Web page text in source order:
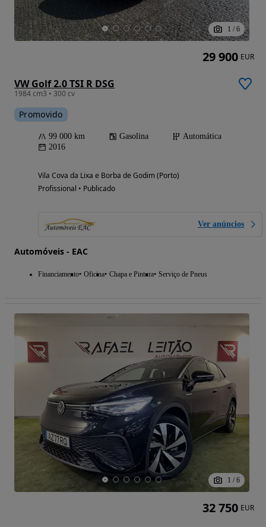
1 / 6
VW Golf 2.0 TSI R DSG
1984 cm3 • 300 cv
Promovido
99 000 km Gasolina
Automática
2016
Vila Cova da Lixa e Borba de Godim (Porto)
Profissional • Publicado
Ver anúncios
Automóveis - EAC
Financiamento Oficina Chapa e Pintura Serviço de Pneus
29 900 EUR
1 / 6
32 750 EUR